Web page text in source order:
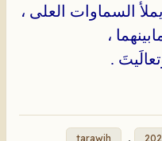
السماوات العلى ،
،
.
,
tarawih